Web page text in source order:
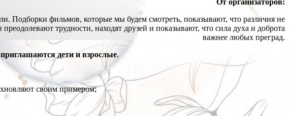
От организаторов:
Подборки фильмов, которые мы будем смотреть, показывают, что различия не
трудности, находят друзей и показывают, что сила духа и доброта
важнее любых преград.
приглашаются дети и взрослые.
своим примером;